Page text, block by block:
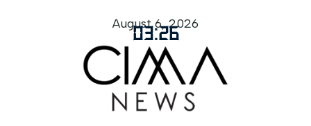
03:26
August 6, 2026